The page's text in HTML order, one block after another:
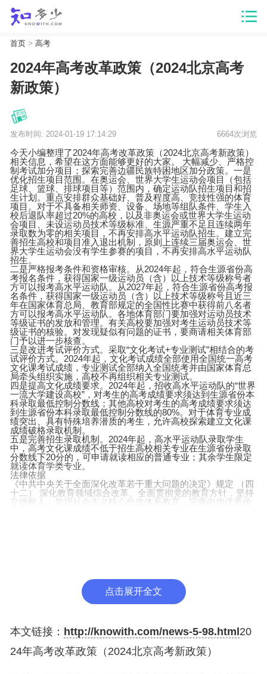
首页> 高考
2024年高考改革政策（2024北京高考
新政策）
发布时间: 2024-01-19 17:14:29 6664次浏览
今天小编整理了2024年高考改革政策（2024北京高考新政策）
相关信息，希望在这方面能够更好的大家。 大幅减少、严格控
制考试加分项目；探索完善边疆民族特困地区加分政策。一是
优化招生项目范围。在奥运会、世界大学生运动会项目（包括
足球、篮球、排球项目等）范围内，确定运动队招生项目和招
生计划。重点安排群众基础好、普及程度高、竞技性强的体育
项目。对于不具备相关师资、设备、场地等组队条件、学生入
校后退队率超过20%的高校，以及非奥运会或世界大学生运动
会项目、未设运动员技术等级标准、生源严重不足且连续两年
录取数为零的相关项目，不再安排高水平运动队招生。建立完
善招生高校和项目准入退出机制，原则上连续三届奥运会、世
界大学生运动会没有学生参赛的项目，不再安排高水平运动队
招生。
二是严格报考条件和资格审核。从2024年起，符合生源省份高
考报名条件，获得国家一级运动员（含）以上技术等级称号者
方可以报考高水平运动队。从2027年起，符合生源省份高考报
名条件，获得国家一级运动员（含）以上技术等级称号且近三
年在国家体育总局、教育部规定的全国性比赛中获得前八名者
方可以报考高水平运动队。各地体育部门要加强对运动员技术
等级证书的发放和管理。有关高校要加强对考生运动员技术等
级证书的核验。对发现疑似有问题的证书，要商请相关体育部
门予以进一步核查。
三是改进考试评价方式。采取“文化考试+专业测试”相结合的考
试评价方式。2024年起，文化考试成绩全部使用全国统一高考
文化课考试成绩，专业测试全部纳入全国统考并由国家体育总
局牵头组织实施，高校不再组织相关专业测试。
四是提高文化成绩要求。2024年起，招收高水平运动队的“世界
一流大学建设高校”，对考生的高考成绩要求须达到生源省份本
科录取最低控制分数线；其他高校对考生的高考成绩要求须达
到生源省份本科录取最低控制分数线的80%。对于体育专业成
绩突出、具有特殊培养潜质的考生，允许高校探索建立文化课
成绩破格录取机制。
五是完善招生录取机制。2024年起，高水平运动队录取学生
中，高考文化课成绩不低于招生高校相关专业在生源省份录取
分数线下20分的，可申请就读相应的普通专业；其余学生限定
就读体育学类专业。
法律依据
《中共中央关于全面深化改革若干重大问题的决定》规定 （四
十二） 深化教育领域综合改革。全面贯彻党的教育方针，坚持
立德树人，加强社会主义核心价值体系教育，完善中华优秀传
本兼治减轻学生课业负担。加快现代职业教育体系建设，深化
产教融合、校企合作，培养高素质劳动者和技能型人才。创新
高校人才培养机制，促进高校办出特色争创一流。推进学前教
2024北京高考新政策
点击展开全文
本文链接： http://knowith.com/news-5-98.html 20
24年高考改革政策（2024北京高考新政策）